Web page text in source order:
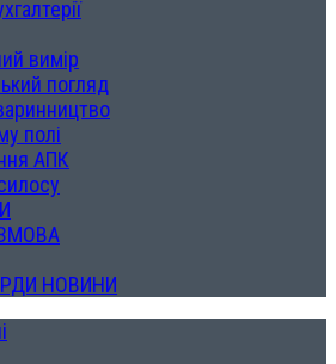
вимір
погляд
полі
АПК
НОВИНИ